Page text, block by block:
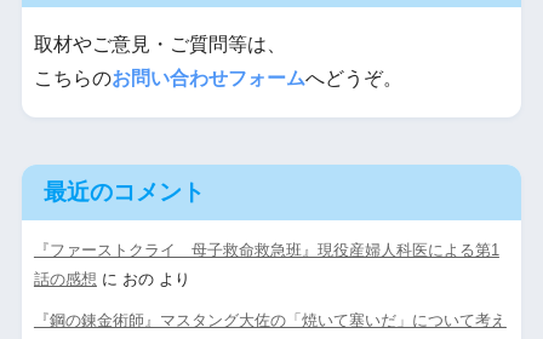
取材やご意見・ご質問等は、
こちらのお問い合わせフォームへどうぞ。
最近のコメント
『ファーストクライ 母子救命救急班』現役産婦人科医による第1
話の感想 に おのより
『鋼の錬金術師』マスタング大佐の「焼いて塞いだ」について考え